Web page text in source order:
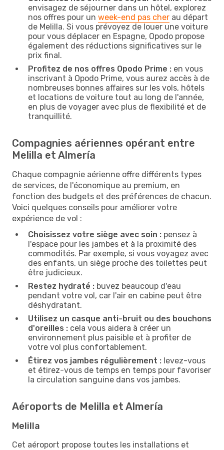
envisagez de séjourner dans un hôtel, explorez
nos offres pour un week-end pas cher au départ
de Melilla. Si vous prévoyez de louer une voiture
pour vous déplacer en Espagne, Opodo propose
également des réductions significatives sur le
prix final.
Profitez de nos offres Opodo Prime : en vous
inscrivant à Opodo Prime, vous aurez accès à de
nombreuses bonnes affaires sur les vols, hôtels
et locations de voiture tout au long de l'année,
en plus de voyager avec plus de flexibilité et de
tranquillité.
Compagnies aériennes opérant entre
Melilla et Almería
Chaque compagnie aérienne offre différents types
de services, de l'économique au premium, en
fonction des budgets et des préférences de chacun.
Voici quelques conseils pour améliorer votre
expérience de vol :
Choisissez votre siège avec soin : pensez à
l'espace pour les jambes et à la proximité des
commodités. Par exemple, si vous voyagez avec
des enfants, un siège proche des toilettes peut
être judicieux.
Restez hydraté : buvez beaucoup d'eau
pendant votre vol, car l'air en cabine peut être
déshydratant.
Utilisez un casque anti-bruit ou des bouchons
d'oreilles : cela vous aidera à créer un
environnement plus paisible et à profiter de
votre vol plus confortablement.
Étirez vos jambes régulièrement : levez-vous
et étirez-vous de temps en temps pour favoriser
la circulation sanguine dans vos jambes.
Aéroports de Melilla et Almería
Melilla
Cet aéroport propose toutes les installations et